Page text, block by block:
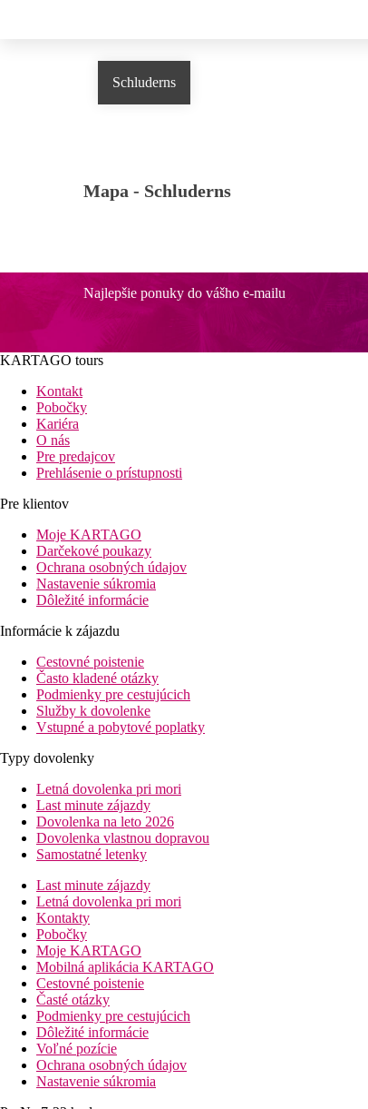
Schluderns
Mapa - Schluderns
Najlepšie ponuky do vášho e-mailu
KARTAGO tours
Kontakt
Pobočky
Kariéra
O nás
Pre predajcov
Prehlásenie o prístupnosti
Pre klientov
Moje KARTAGO
Darčekové poukazy
Ochrana osobných údajov
Nastavenie súkromia
Dôležité informácie
Informácie k zájazdu
Cestovné poistenie
Často kladené otázky
Podmienky pre cestujúcich
Služby k dovolenke
Vstupné a pobytové poplatky
Typy dovolenky
Letná dovolenka pri mori
Last minute zájazdy
Dovolenka na leto 2026
Dovolenka vlastnou dopravou
Samostatné letenky
Last minute zájazdy
Letná dovolenka pri mori
Kontakty
Pobočky
Moje KARTAGO
Mobilná aplikácia KARTAGO
Cestovné poistenie
Časté otázky
Podmienky pre cestujúcich
Dôležité informácie
Voľné pozície
Ochrana osobných údajov
Nastavenie súkromia